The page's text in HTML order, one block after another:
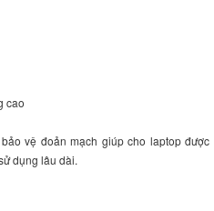
cao
vệ đoản mạch giúp cho laptop được
dụng lâu dài.